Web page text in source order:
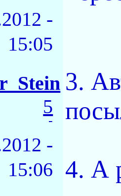
-
15:05
5
-
-
15:06
3.
4. А